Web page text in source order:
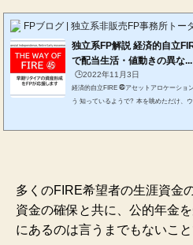
FPブログ | 独立系非販売FP事務所ト
独立系FP解説 経済的自立
で配当生活・値動きの異な...
🕒️2022年11月3日
経済的自立FIRE ㊺アセットアロケーショ
う 知っているようで? 本を眺めただけ、
多くのFIRE希望者の生涯資金
資金の確保と共に、公的年金
にあるのは言うまでもないこと